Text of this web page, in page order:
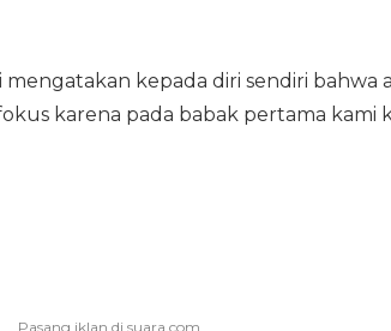
kepada diri sendiri bahwa
karena pada babak pertama kami